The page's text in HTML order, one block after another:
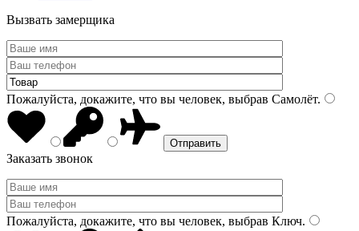
Вызвать замерщика
Пожалуйста, докажите, что вы человек, выбрав Самолёт.
Заказать звонок
Пожалуйста, докажите, что вы человек, выбрав Ключ.